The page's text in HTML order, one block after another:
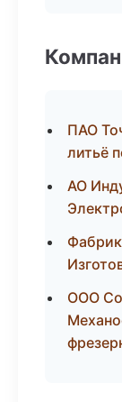
ПАО
литьё
АО
ООО